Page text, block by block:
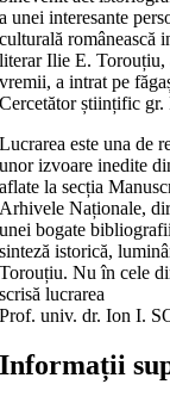
a unei intere­sante
culturală românească
literar Ilie E. Torouțiu,
vremii, a intrat pe
Cercetător științific
Lucrarea este una de
unor izvoare inedite
aflate la secția
Arhivele Naționale,
unei bogate
sinteză istorică,
Torouțiu. Nu în cele
scrisă lucrarea
Prof. univ. dr. Ion I.
Informații